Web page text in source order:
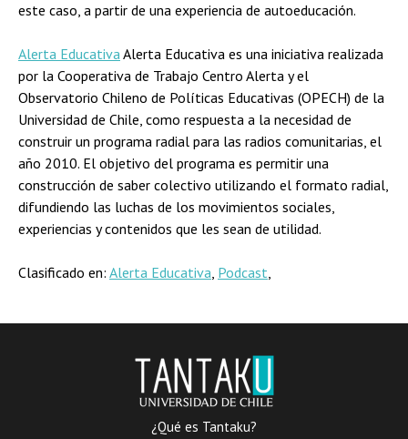
este caso, a partir de una experiencia de autoeducación.
Alerta EducativaAlerta Educativa es una iniciativa realizada
por la Cooperativa de Trabajo Centro Alerta y el
Observatorio Chileno de Políticas Educativas (OPECH) de la
Universidad de Chile, como respuesta a la necesidad de
construir un programa radial para las radios comunitarias, el
año 2010. El objetivo del programa es permitir una
construcción de saber colectivo utilizando el formato radial,
difundiendo las luchas de los movimientos sociales,
experiencias y contenidos que les sean de utilidad.
Clasificado en: Alerta Educativa, Podcast,
¿Qué es Tantaku?